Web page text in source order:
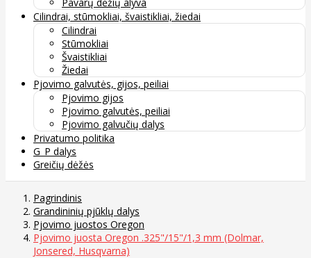
Cilindrai, stūmokliai, švaistikliai, žiedai
Cilindrai
Stūmokliai
Švaistikliai
Žiedai
Pjovimo galvutės, gijos, peiliai
Pjovimo gijos
Pjovimo galvutės, peiliai
Pjovimo galvučių dalys
Privatumo politika
G_P dalys
Greičių dėžės
Pagrindinis
Grandininių pjūklų dalys
Pjovimo juostos Oregon
Pjovimo juosta Oregon .325"/15"/1,3 mm (Dolmar,
Jonsered, Husqvarna)